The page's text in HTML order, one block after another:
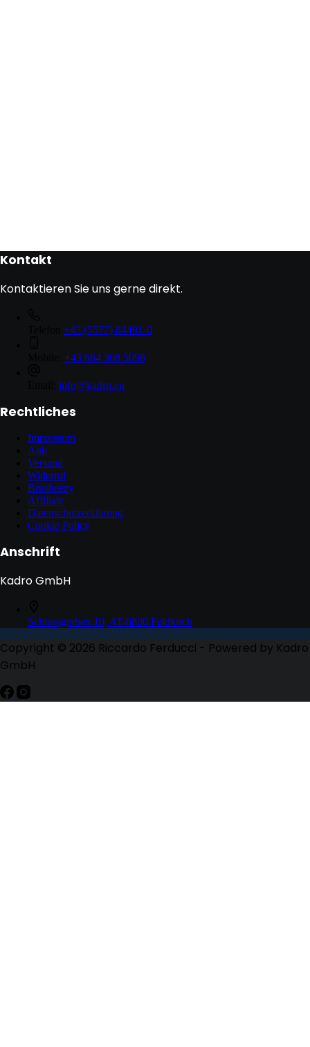
Kontakt
Kontaktieren Sie uns gerne direkt.
+43 (5577) 84491-0
+43 664 308 5098
info@kadro.eu
Rechtliches
Impressum
Agb
Versand
Widerruf
Brusheezy
Affiliate
Datenschutzerklärung
Cookie Policy
Anschrift
Kadro GmbH
Schlossgraben 10, AT-6800 Feldkirch
Copyright © 2026 Riccardo Ferducci - Powered by Kadro
GmbH